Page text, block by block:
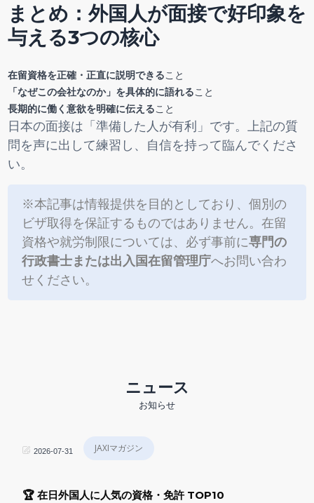
まとめ：外国人が面接で好印象を
与える3つの核心
在留資格を正確・正直に説明できること
「なぜこの会社なのか」を具体的に語れること
長期的に働く意欲を明確に伝えること
日本の面接は「準備した人が有利」です。上記の質
問を声に出して練習し、自信を持って臨んでくださ
い。
※本記事は情報提供を目的としており、個別の
ビザ取得を保証するものではありません。在留
資格や就労制限については、必ず事前に専門の
行政書士または出入国在留管理庁へお問い合わ
せください。
ニュース
お知らせ
2026-07-31 JAXIマガジン
🏆 在日外国人に人気の資格・免許 TOP10